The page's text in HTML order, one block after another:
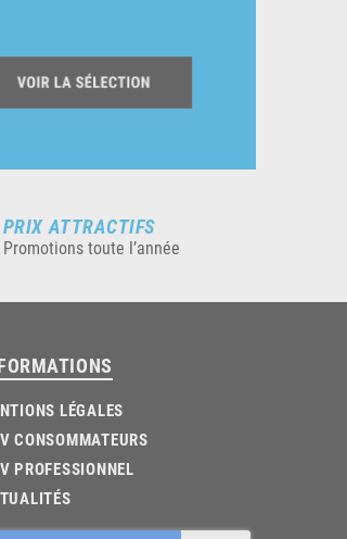
PRIX ATTRACTIFS
Promotions toute l’année
LÉGALES
CONSOMMATEURS
PROFESSIONNEL